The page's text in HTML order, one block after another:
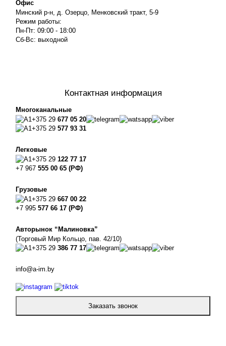
Офис
Минский р-н, д. Озерцо, Менковский тракт, 5-9
Режим работы:
Пн-Пт: 09:00 - 18:00
Сб-Вс: выходной
Контактная информация
Многоканальные
+375 29 677 05 20
+375 29 577 93 31
Легковые
+375 29 122 77 17
+7 967 555 00 65 (РФ)
Грузовые
+375 29 667 00 22
+7 995 577 66 17 (РФ)
Авторынок “Малиновка”
(Торговый Мир Кольцо, пав. 42/10)
+375 29 386 77 17
info@a-im.by
Заказать звонок